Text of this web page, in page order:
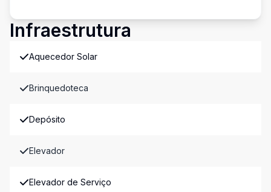
Infraestrutura
Aquecedor Solar
Brinquedoteca
Depósito
Elevador
Elevador de Serviço